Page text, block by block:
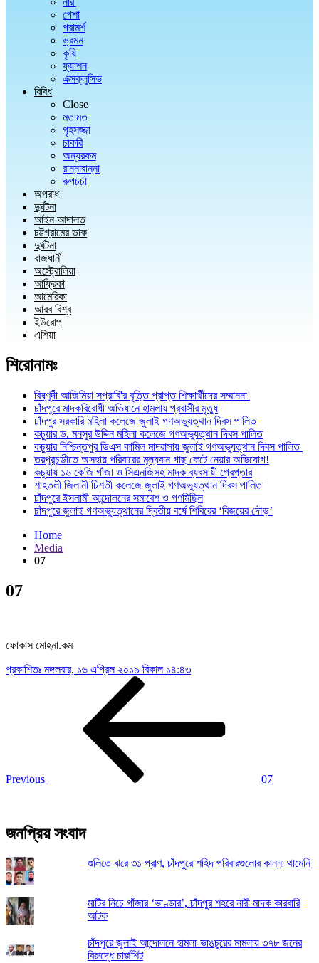
পেশা
পরামর্শ
ভ্রমন
কৃষি
ফ্যাশন
এক্সক্লুসিভ
বিবিধ
Close
মতামত
গৃহসজ্জা
চাকরি
অন্যরকম
রান্নাবান্না
রুপচর্চা
অপরাধ
দুর্ঘটনা
আইন আদালত
চট্টগ্রামের ডাক
দুর্ঘটনা
রাজধানী
অস্ট্রোলিয়া
আফ্রিকা
আমেরিকা
আরব বিশ্ব
ইউরোপ
এশিয়া
শিরোনামঃ
বিষ্ণুদী আজিমিয়া সপ্রাবি'র বৃত্তি প্রাপ্ত শিক্ষার্থীদের সম্মাননা
চাঁদপুরে মাদকবিরোধী অভিযানে হামলায় প্রবাসীর মৃত্যু
চাঁদপুর সরকারি মহিলা কলেজে জুলাই গণঅভ্যুত্থান দিবস পালিত
কচুয়ার ড. মনসুর উদ্দিন মহিলা কলেজে গণঅভ্যুত্থান দিবস পালিত
কচুয়ার নিশ্চিন্তপুর ডিএস কামিল মাদরাসায় জুলাই গণঅভ্যুত্থান দিবস পালিত
তরপুরচন্ডীতে অসহায় পরিবারের মূল্যবান গাছ কেটে নেয়ার অভিযোগ!
কচুয়ায় ১৬ কেজি গাঁজা ও সিএনজিসহ মাদক ব্যবসায়ী গ্রেপ্তার
শাহতলী জিলানী চিশতী কলেজে জুলাই গণঅভ্যুত্থান দিবস পালিত
চাঁদপুরে ইসলামী আন্দোলনের সমাবেশ ও গণমিছিল
চাঁদপুরে জুলাই গণঅভ্যুত্থানের দ্বিতীয় বর্ষে শিবিরের ‘বিজয়ের দৌড়’
Home
Media
07
07
ফোকাস মোহনা.কম
প্রকাশিতঃ মঙ্গলবার, ১৬ এপ্রিল ২০১৯ বিকাল ১৪:৪৩
Previous 07
জনপ্রিয় সংবাদ
গুলিতে ঝরে ৩১ প্রাণ, চাঁদপুরে শহিদ পরিবারগুলোর কান্না থামেনি
মাটির নিচে গাঁজার ‘ভাণ্ডার’, চাঁদপুর শহরে নারী মাদক কারবারি
আটক
চাঁদপুরে জুলাই আন্দোলনে হামলা-ভাঙচুরের মামলায় ৩৭৮ জনের
বিরুদ্ধে চার্জশিট